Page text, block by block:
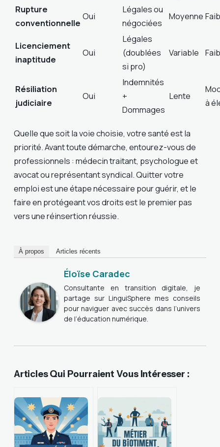
Rupture
conventionnelle
Oui
Légales ou
négociées
Moyenne
Licenciement
inaptitude
Oui
Légales
(doublées
si pro)
Variable
Résiliation
judiciaire
Oui
Indemnités
+
Dommages
Lente
à
Quelle que soit la voie choisie, votre santé est la
priorité. Avant toute démarche, entourez-vous de
professionnels : médecin traitant, psychologue et
avocat ou représentant syndical. Quitter votre
emploi est une étape nécessaire pour guérir, et le
faire en protégeant vos droits est le premier pas
vers une réinsertion réussie.
À propos Articles récents
Éloïse Caradec
Consultante en transition digitale, je
partage sur LinguiSphere mes conseils
pour naviguer avec succès dans l’univers
de l’éducation numérique.
Articles Qui Pourraient Vous Intéresser :